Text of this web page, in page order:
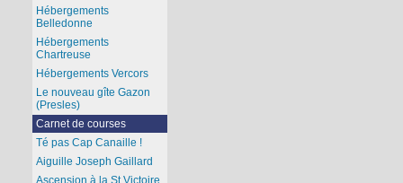
Hébergements
Belledonne
Hébergements
Chartreuse
Hébergements Vercors
Le nouveau gîte Gazon
(Presles)
Carnet de courses
Té pas Cap Canaille !
Aiguille Joseph Gaillard